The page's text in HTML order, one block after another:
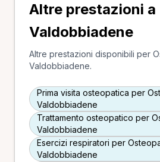
Altre prestazioni a
Valdobbiadene
Altre prestazioni disponibili per
Valdobbiadene.
Prima visita osteopatica per
Valdobbiadene
Trattamento osteopatico per
Valdobbiadene
Esercizi respiratori per
Valdobbiadene